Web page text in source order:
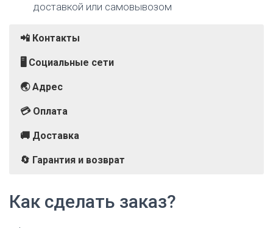
доставкой или самовывозом
📲 Контакты
🖥️ Социальные сети
🌏 Адрес
💳 Оплата
🚚 Доставка
🔄 Гарантия и возврат
Telegram
Наличные
Яндекс Сплит
Самовывоз из пункта выдачи
качества в течение 7 дней после его получения.
Главное условие — сохранение товарного вида,
Как сделать заказ?